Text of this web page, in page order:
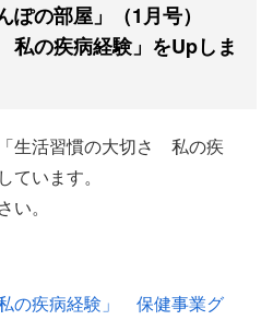
ぽの部屋」（1月号）
私の疾病経験」をUpしま
生活習慣の大切さ 私の疾
います。
。
の疾病経験」 保健事業グ